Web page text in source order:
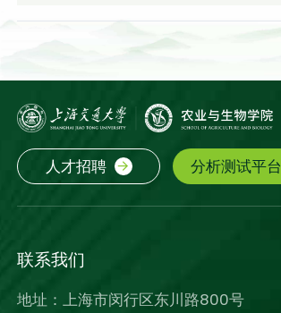
人才招聘 分析测试平台
联系我们
地址：上海市闵行区东川路800号